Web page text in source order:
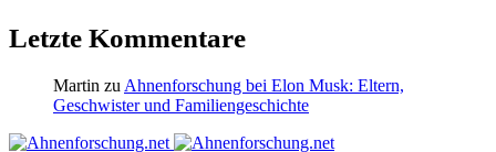
Letzte Kommentare
Martin zu Ahnenforschung bei Elon Musk: Eltern,
Geschwister und Familiengeschichte